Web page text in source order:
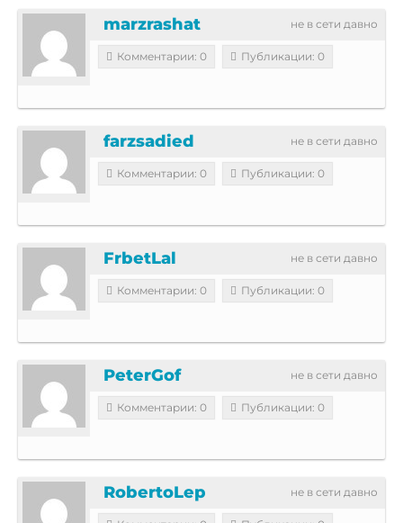
не в сети давно
marzrashat
Комментарии: 0 Публикации: 0
не в сети давно
farzsadied
Комментарии: 0 Публикации: 0
не в сети давно
FrbetLal
Комментарии: 0 Публикации: 0
не в сети давно
PeterGof
Комментарии: 0 Публикации: 0
не в сети давно
RobertoLep